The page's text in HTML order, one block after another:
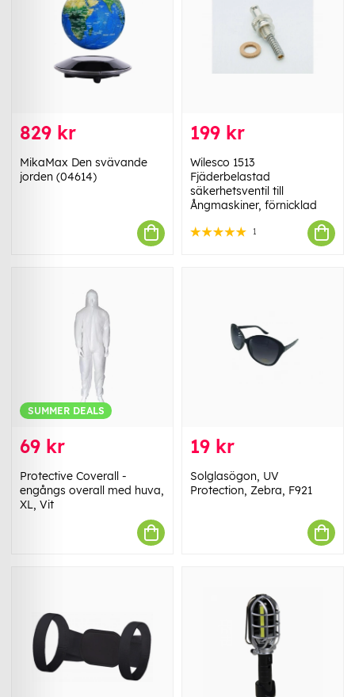
829 kr
MikaMax Den svävande
jorden (04614)
199 kr
Wilesco 1513
Fjäderbelastad
säkerhetsventil till
Ångmaskiner, förnicklad
1
SUMMER DEALS
69 kr
Protective Coverall -
engångs overall med huva,
XL, Vit
19 kr
Solglasögon, UV
Protection, Zebra, F921